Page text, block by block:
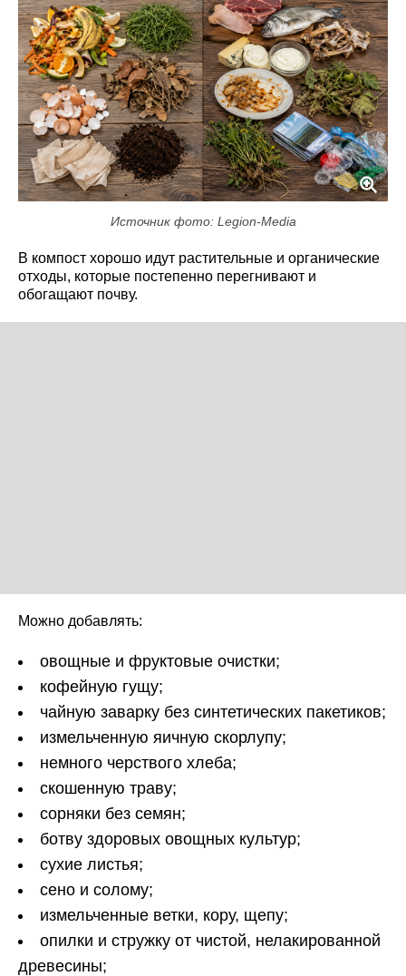
Источник фото: Legion-Media
В компост хорошо идут растительные и органические
отходы, которые постепенно перегнивают и
обогащают почву.
Можно добавлять:
овощные и фруктовые очистки;
кофейную гущу;
чайную заварку без синтетических пакетиков;
измельченную яичную скорлупу;
немного черствого хлеба;
скошенную траву;
сорняки без семян;
ботву здоровых овощных культур;
сухие листья;
сено и солому;
измельченные ветки, кору, щепу;
опилки и стружку от чистой, нелакированной
древесины;